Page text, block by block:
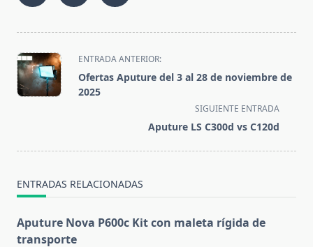
<span
class="nav-
subtitle
ENTRADA ANTERIOR:
Ofertas Aputure del 3 al 28 de noviembre de
2025
SIGUIENTE ENTRADA
Aputure LS C300d vs C120d
ENTRADAS RELACIONADAS
Aputure Nova P600c Kit con maleta rígida de
transporte